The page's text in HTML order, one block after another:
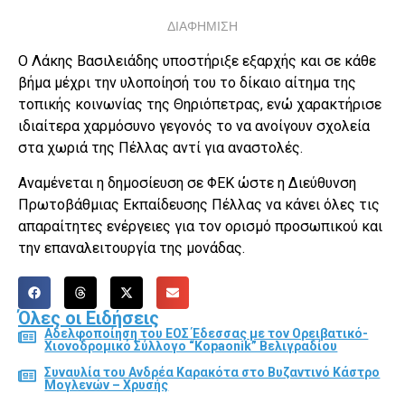
ΔΙΑΦΗΜΙΣΗ
Ο Λάκης Βασιλειάδης υποστήριξε εξαρχής και σε κάθε
βήμα μέχρι την υλοποίησή του το δίκαιο αίτημα της
τοπικής κοινωνίας της Θηριόπετρας, ενώ χαρακτήρισε
ιδιαίτερα χαρμόσυνο γεγονός το να ανοίγουν σχολεία
στα χωριά της Πέλλας αντί για αναστολές.
Αναμένεται η δημοσίευση σε ΦΕΚ ώστε η Διεύθυνση
Πρωτοβάθμιας Εκπαίδευσης Πέλλας να κάνει όλες τις
απαραίτητες ενέργειες για τον ορισμό προσωπικού και
την επαναλειτουργία της μονάδας.
Όλες οι Ειδήσεις
Αδελφοποίηση του ΕΟΣ Έδεσσας με τον Ορειβατικό-
Χιονοδρομικό Σύλλογο “Kopaonik” Βελιγραδίου
Συναυλία του Ανδρέα Καρακότα στο Βυζαντινό Κάστρο
Μογλενών – Χρυσής